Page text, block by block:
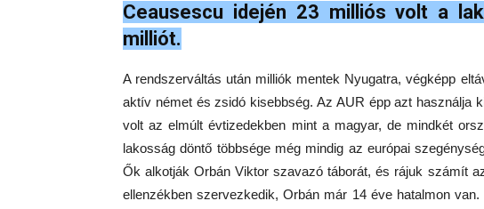
Ceausescu idején 23 milliós volt a
milliót.
A rendszerváltás után milliók mentek Nyugatra, végképp
aktív német és zsidó kisebbség. Az AUR épp azt használja
volt az elmúlt évtizedekben mint a magyar, de mindkét
lakosság döntő többsége még mindig az európai
Ők alkotják Orbán Viktor szavazó táborát, és rájuk számít
ellenzékben szervezkedik, Orbán már 14 éve hatalmon